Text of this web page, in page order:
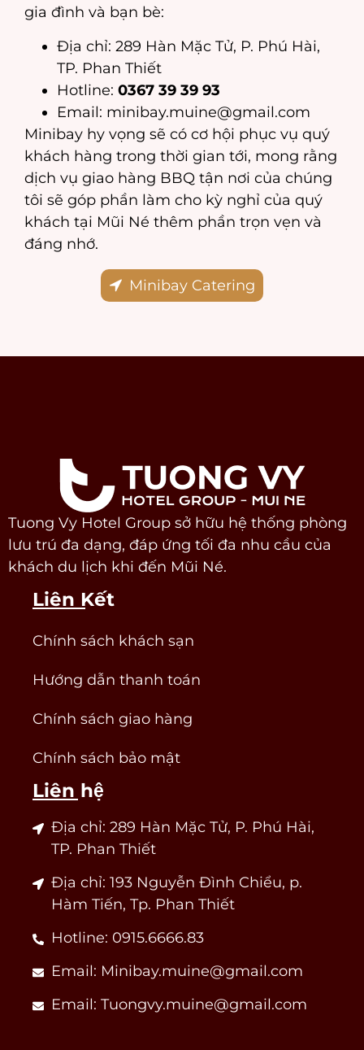
gia đình và bạn bè:
Địa chỉ: 289 Hàn Mặc Tử, P. Phú Hài,
TP. Phan Thiết
Hotline: 0367 39 39 93
Email: minibay.muine@gmail.com
Minibay hy vọng sẽ có cơ hội phục vụ quý
khách hàng trong thời gian tới, mong rằng
dịch vụ giao hàng BBQ tận nơi của chúng
tôi sẽ góp phần làm cho kỳ nghỉ của quý
khách tại Mũi Né thêm phần trọn vẹn và
đáng nhớ.
Minibay Catering
Tuong Vy Hotel Group sở hữu hệ thống phòng
lưu trú đa dạng, đáp ứng tối đa nhu cầu của
khách du lịch khi đến Mũi Né.
Liên Kết
Chính sách khách sạn
Hướng dẫn thanh toán
Chính sách giao hàng
Chính sách bảo mật
Liên hệ
Địa chỉ: 289 Hàn Mặc Tử, P. Phú Hài,
TP. Phan Thiết
Địa chỉ: 193 Nguyễn Đình Chiểu, p.
Hàm Tiến, Tp. Phan Thiết
Hotline: 0915.6666.83
Email: Minibay.muine@gmail.com
Email: Tuongvy.muine@gmail.com